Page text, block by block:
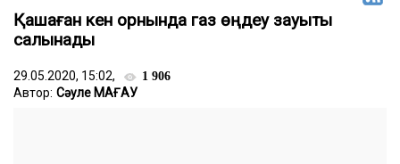
Қашаған кен орнында газ өңдеу зауыты
салынады
29.05.2020, 15:02, 1 906
Автор: Сәуле МАҒАУ